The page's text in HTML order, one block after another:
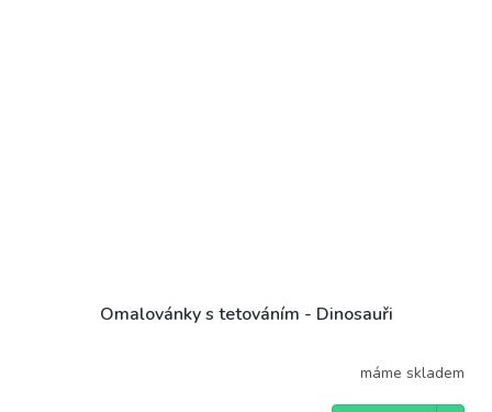
Omalovánky s tetováním - Dinosauři
máme skladem